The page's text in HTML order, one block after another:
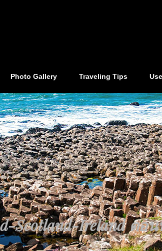
Photo Gallery Traveling Tips
Scotland-Ireland ตอน